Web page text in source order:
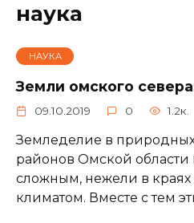
наука
НАУКА
Земли омского
09.10.2019 0 1.2к.
Земледелие в
районов Омской области
сложным, нежели в краях
климатом. Вместе с тем